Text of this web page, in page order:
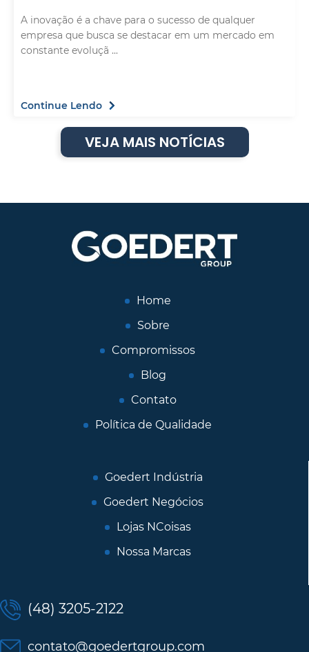
A inovação é a chave para o sucesso de qualquer
empresa que busca se destacar em um mercado em
constante evoluçã ...
Continue Lendo
VEJA MAIS NOTÍCIAS
Home
Sobre
Compromissos
Blog
Contato
Política de Qualidade
Goedert Indústria
Goedert Negócios
Lojas NCoisas
Nossa Marcas
(48) 3205-2122
contato@goedertgroup.com